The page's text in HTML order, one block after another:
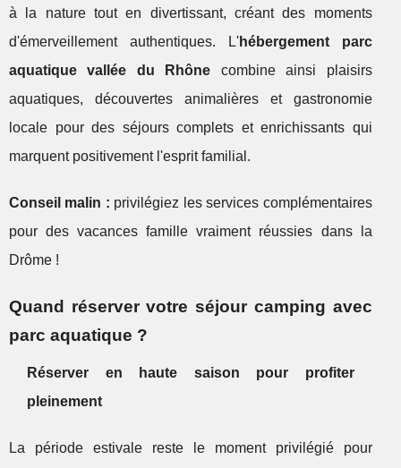
à la nature tout en divertissant, créant des moments
d'émerveillement authentiques. L'hébergement parc
aquatique vallée du Rhône combine ainsi plaisirs
aquatiques, découvertes animalières et gastronomie
locale pour des séjours complets et enrichissants qui
marquent positivement l'esprit familial.
Conseil malin : privilégiez les services complémentaires
pour des vacances famille vraiment réussies dans la
Drôme !
Quand réserver votre séjour camping avec
parc aquatique ?
Réserver en haute saison pour profiter
pleinement
La période estivale reste le moment privilégié pour